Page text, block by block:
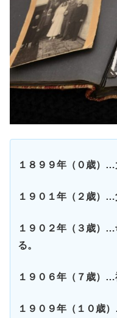
１８９９年（０歳）…
１９０１年（２歳）…
１９０２年（３歳）
る。
１９０６年（７歳）…
１９０９年（１０歳